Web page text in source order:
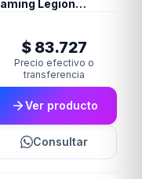
Legion
$ 83.727
Precio efectivo o
transferencia
Ver producto
Consultar